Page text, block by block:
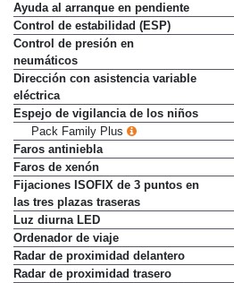
Ayuda al arranque en pendiente
Control de estabilidad (ESP)
Control de presión en
neumáticos
Dirección con asistencia variable
eléctrica
Espejo de vigilancia de los niños
Pack Family Plus
Faros antiniebla
Faros de xenón
Fijaciones ISOFIX de 3 puntos en
las tres plazas traseras
Luz diurna LED
Ordenador de viaje
Radar de proximidad delantero
Radar de proximidad trasero